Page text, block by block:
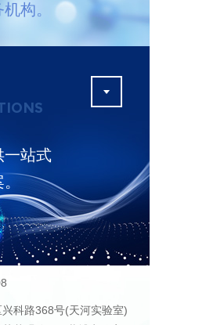
构。
一站式
科路368号(天河实验室)